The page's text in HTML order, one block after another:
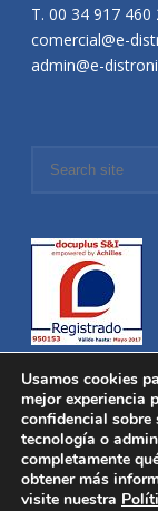
T. 00 34 917 460
comercial@e-
admin@e-
Distronica © 2016
Política
Usamos cookies
mejor experiencia
confidencial sobre
tecnología o
completamente
obtener más
visite nuestra